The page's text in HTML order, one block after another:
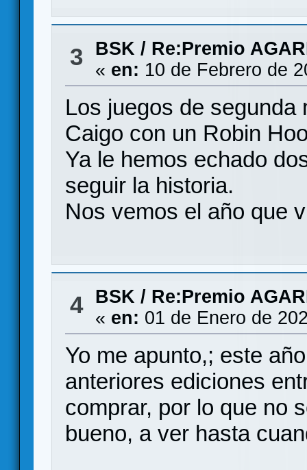
3 BSK / Re:Premio
« en: 10 de Febrero de
Los juegos de segunda
Caigo con un Robin
Ya le hemos echado
seguir la historia.
Nos vemos el año que
4 BSK / Re:Premio
« en: 01 de Enero de
Yo me apunto,; este
anteriores ediciones
comprar, por lo que no
bueno, a ver hasta